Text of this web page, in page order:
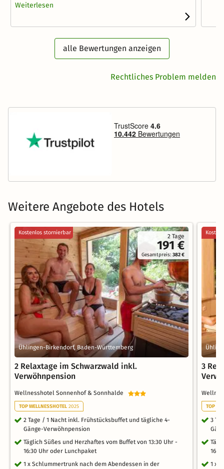
Weiterlesen
alle Bewertungen anzeigen
Rechtliches Problem melden
Weitere Angebote des Hotels
2 Tage
191 €
Gesamtpreis:382 €
Kostenlos stornierbar
Ühlingen-Birkendorf, Baden-Württemberg
2 Relaxtage im Schwarzwald inkl.
Verwöhnpension
Wellnesshotel Sonnenhof & Sonnhalde
TOP WELLNESSHOTEL 2025
2 Tage / 1 Nacht inkl. Frühstücksbuffet und tägliche 4-
Gänge-Verwöhnpension
Täglich Süßes und Herzhaftes vom Buffet von 13:30 Uhr -
16:30 Uhr oder Lunchpaket
1 x Schlummertrunk nach dem Abendessen in der
3
TOP
3
1 x